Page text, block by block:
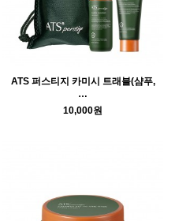
ATS 퍼스티지 카미시 트래블(샴푸,
…
10,000원